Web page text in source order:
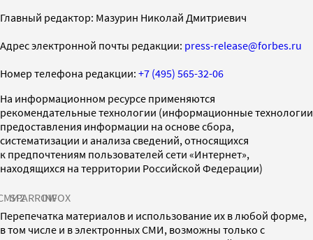
Главный редактор: Мазурин Николай Дмитриевич
Адрес электронной почты редакции: press-release@forbes.ru
Номер телефона редакции: +7 (495) 565-32-06
На информационном ресурсе применяются
рекомендательные технологии (информационные технологии
предоставления информации на основе сбора,
систематизации и анализа сведений, относящихся
к предпочтениям пользователей сети «Интернет»,
находящихся на территории Российской Федерации)
SPARROWINFOX
Перепечатка материалов и использование их в любой форме,
в том числе и в электронных СМИ, возможны только с